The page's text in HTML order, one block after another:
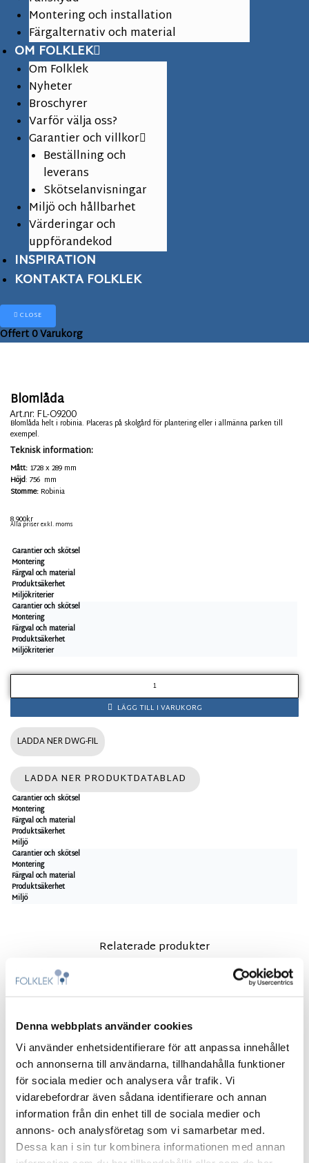
Denna webbplats använder cookies
Vi använder enhetsidentifierare för att anpassa innehållet
och annonserna till användarna, tillhandahålla funktioner
för sociala medier och analysera vår trafik. Vi
vidarebefordrar även sådana identifierare och annan
information från din enhet till de sociala medier och
annons- och analysföretag som vi samarbetar med.
Dessa kan i sin tur kombinera informationen med annan
Montering och installation
Färgalternativ och material
OM FOLKLEK
Om Folklek
Nyheter
Broschyrer
Varför välja oss?
Garantier och villkor
Beställning och
leverans
Skötselanvisningar
Miljö och hållbarhet
Värderingar och
uppförandekod
INSPIRATION
KONTAKTA FOLKLEK
CLOSE
Offert0Varukorg
Blomlåda
Art.nr:FL-O9200
Blomlåda helt i robinia. Placeras på skolgård för plantering eller i allmänna parken till
exempel.
Teknisk information:
Mått: 1728 x 289 mm
Höjd: 756 mm
Stomme: Robinia
8.900kr
Alla priser exkl. moms
Garantier och skötsel
Montering
Färgval och material
Produktsäkerhet
Miljökriterier
Garantier och skötsel
Montering
Färgval och material
Produktsäkerhet
Miljökriterier
l
o
m
l
å
d
a
m
ä
n
g
d
LÄGG TILL I VARUKORG
LADDA NER DWG-FIL
LADDA NER PRODUKTDATABLAD
Garantier och skötsel
Montering
Färgval och material
Produktsäkerhet
Miljö
Garantier och skötsel
Montering
Färgval och material
Produktsäkerhet
Miljö
Relaterade produkter
Relaterade produkter
Art.nr: FL-IVO06.045.S
Planteringskärl litet
10.000kr
LÄGG TILL I VARUKORG